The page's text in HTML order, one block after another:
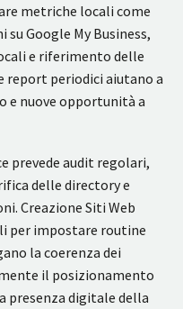
metriche locali come
Google My Business,
e riferimento delle
report periodici aiutano a
e nuove opportunità a
prevede audit regolari,
delle directory e
Creazione Siti Web
per impostare routine
la coerenza dei
il posizionamento
presenza digitale della